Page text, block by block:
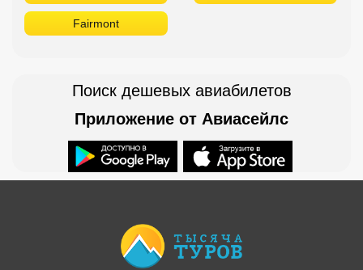
Fairmont
Поиск дешевых авиабилетов
Приложение от Авиасейлс